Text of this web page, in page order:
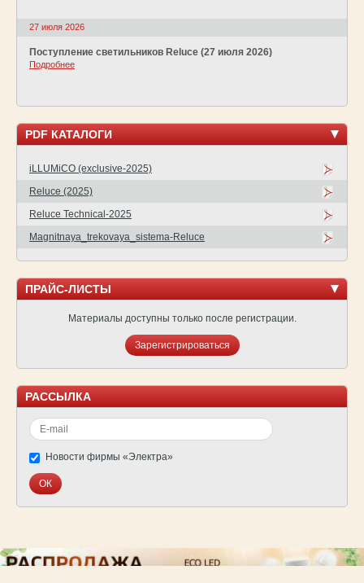
27 июля 2026
Поступление светильников Reluce (27 июля 2026)
Подробнее
PDF КАТАЛОГИ
iLLUMiCO (exclusive-2025)
Reluce (2025)
Reluce Technical-2025
Magnitnaya_trekovaya_sistema-Reluce
ПРАЙС-ЛИСТЫ
Материалы доступны только после регистрации.
Зарегистрироваться
РАССЫЛКА
Новости фирмы «Электра»